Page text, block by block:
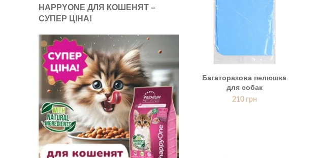
HAPPYONE ДЛЯ КОШЕНЯТ –
СУПЕР ЦІНА!
Багаторазова пелюшка
для собак
210грн